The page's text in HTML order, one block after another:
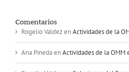
Comentarios
Rogelio ValdezenActividades de la
Ana PinedaenActividades de la OMM